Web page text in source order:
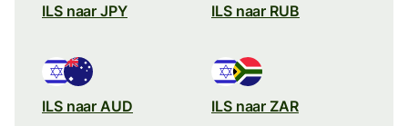
ILS naar JPY ILS naar RUB
ILS naar AUD ILS naar ZAR